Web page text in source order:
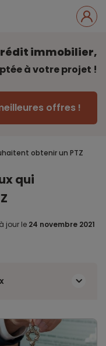
immobilier,
à votre projet !
offres !
obtenir un PTZ
qui
jour le 24 novembre 2021